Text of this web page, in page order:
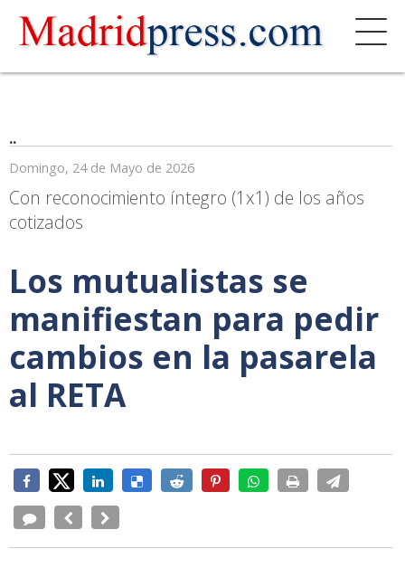
..
Domingo, 24 de Mayo de 2026
Con reconocimiento íntegro (1x1) de los años
cotizados
Los mutualistas se
manifiestan para pedir
cambios en la pasarela
al RETA